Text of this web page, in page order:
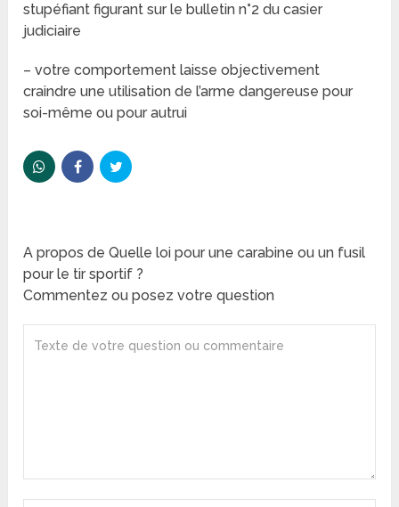
stupéfiant figurant sur le bulletin n°2 du casier
judiciaire
– votre comportement laisse objectivement
craindre une utilisation de l’arme dangereuse pour
soi-même ou pour autrui
A propos de Quelle loi pour une carabine ou un fusil
pour le tir sportif ?
Commentez ou posez votre question